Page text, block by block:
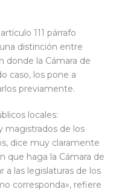
111 párrafo
distinción entre
donde la Cámara de
caso, los pone a
previamente.
locales:
magistrados de los
dice muy claramente
que haga la Cámara de
a las legislaturas de los
corresponda», refiere